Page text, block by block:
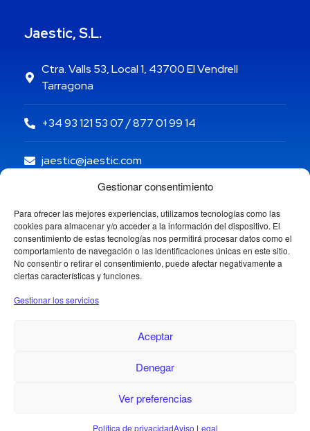
Gestionar consentimiento
Para ofrecer las mejores experiencias, utilizamos tecnologías como las
cookies para almacenar y/o acceder a la información del dispositivo. El
consentimiento de estas tecnologías nos permitirá procesar datos como el
comportamiento de navegación o las identificaciones únicas en este sitio.
No consentir o retirar el consentimiento, puede afectar negativamente a
ciertas características y funciones.
Gestionar los servicios
Aceptar
Denegar
Ver preferencias
Política de privacidadAviso Legal
Jaestic, S.L.
Ctra. Valls 53, Local 1, 43700 El Vendrell
Tarragona
+34 93 121 53 07 / 877 01 99 14
jaestic@jaestic.com
Copyright © 2024 Jaestic S.L. Todos los derechos